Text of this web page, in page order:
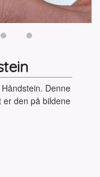
Denne
er den på bildene